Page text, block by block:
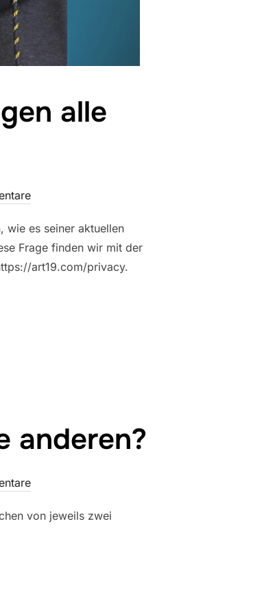
alle
wie es seiner aktuellen
Frage finden wir mit der
art19.com/privacy.
GEGEN ALLE ANDEREN?“
anderen?
von jeweils zwei